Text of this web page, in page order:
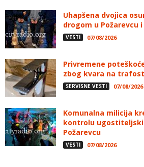
Uhapšena dvojica
drogom u Požarevcu i
VESTI 07/08/2026
Privremene
zbog kvara na
SERVISNE VESTI 07/08/2026
Komunalna milicija
kontrolu
Požarevcu
VESTI 07/08/2026